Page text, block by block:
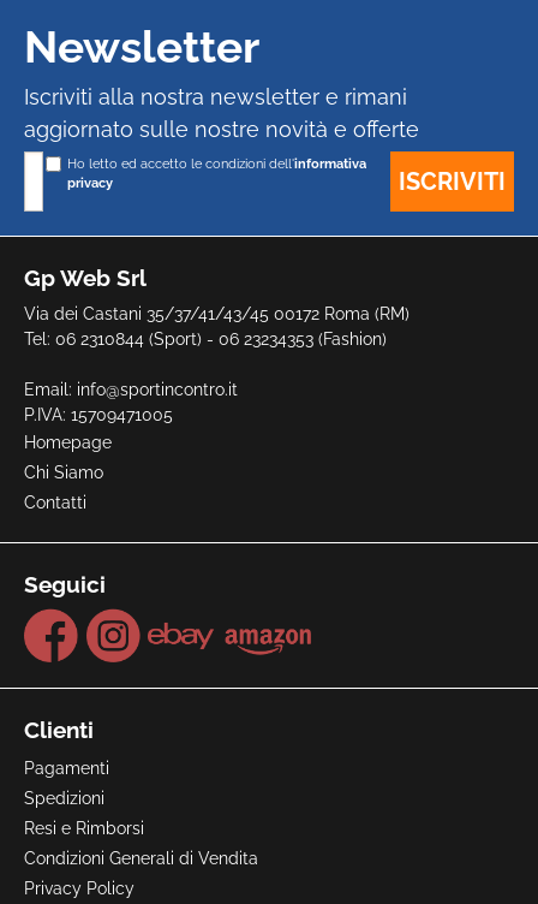
Gp Web Srl
Via dei Castani 35/37/41/43/45 00172 Roma (RM)
Tel: 06 2310844 (Sport) - 06 23234353 (Fashion)
Email: info@sportincontro.it
P.IVA: 15709471005
Homepage
Chi Siamo
Contatti
Seguici
Clienti
Pagamenti
Spedizioni
Resi e Rimborsi
Condizioni Generali di Vendita
Privacy Policy
Newsletter
Iscriviti alla nostra newsletter e rimani
aggiornato sulle nostre novità e offerte
Ho letto ed accetto le condizioni dell'informativa
privacy